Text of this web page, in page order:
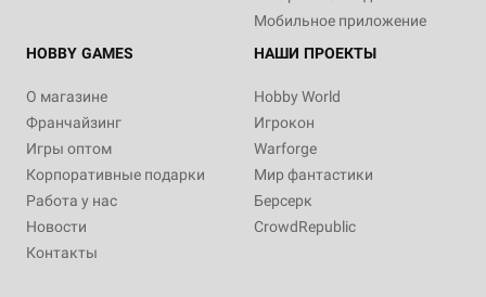
Мобильное приложение
HOBBY GAMES
О магазине
Франчайзинг
Игры оптом
Корпоративные подарки
Работа у нас
Новости
Контакты
НАШИ ПРОЕКТЫ
Hobby World
Игрокон
Warforge
Мир фантастики
Берсерк
CrowdRepublic